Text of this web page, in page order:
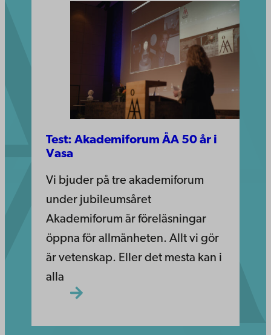
Test: Akademiforum ÅA 50 år i
Vasa
Vi bjuder på tre akademiforum
under jubileumsåret
Akademiforum är föreläsningar
öppna för allmänheten. Allt vi gör
är vetenskap. Eller det mesta kan i
alla